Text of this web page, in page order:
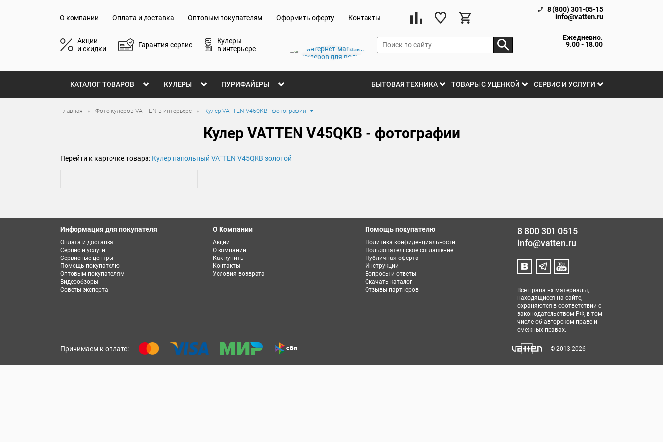
О компании Оплата и доставка Оптовым покупателям Оформить оферту Контакты
8 (800) 301-05-15
info@vatten.ru
Акции
и скидки
Гарантия сервис
Кулеры
в интерьере
Ежедневно.
9.00 - 18.00
КАТАЛОГ ТОВАРОВ КУЛЕРЫ ПУРИФАЙЕРЫ БЫТОВАЯ ТЕХНИКА ТОВАРЫ С УЦЕНКОЙ СЕРВИС И УСЛУГИ
Главная Фото кулеров VATTEN в интерьере Кулер VATTEN V45QKB - фотографии
Кулер VATTEN V45QKB - фотографии
Перейти к карточке товара: Кулер напольный VATTEN V45QKB золотой
Информация для покупателя
Оплата и доставка
Сервис и услуги
Сервисные центры
Помощь покупателю
Оптовым покупателям
Видеообзоры
Советы эксперта
О Компании
Акции
О компании
Как купить
Контакты
Условия возврата
Помощь покупателю
Политика конфиденциальности
Пользовательское соглашение
Публичная оферта
Инструкции
Вопросы и ответы
Скачать каталог
Отзывы партнеров
8 800 301 0515
info@vatten.ru
Все права на материалы,
находящиеся на сайте,
охраняются в соответствии с
законодательством РФ, в том
числе об авторском праве и
смежных правах.
Принимаем к оплате: © 2013-2026